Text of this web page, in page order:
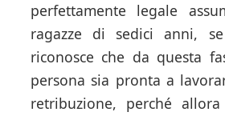
perfettamente legale
ragazze di sedici anni,
riconosce che da questa
persona sia pronta a
retribuzione, perché